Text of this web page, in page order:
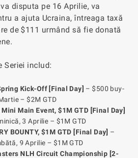
disputa pe 16 Aprilie, va
a ajuta Ucraina, întreaga taxă
de $111 urmând să fie donată
Seriei includ:
Kick-Off [Final Day] – $500 buy-
– $2M GTD
Main Event, $1M GTD [Final Day]
3 Aprilie – $1M GTD
BOUNTY, $1M GTD [Final Day] –
9 Aprilie – $1M GTD
NLH Circuit Championship [2-